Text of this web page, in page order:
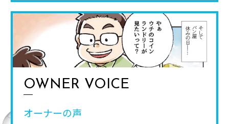
OWNER VOICE
オーナーの声